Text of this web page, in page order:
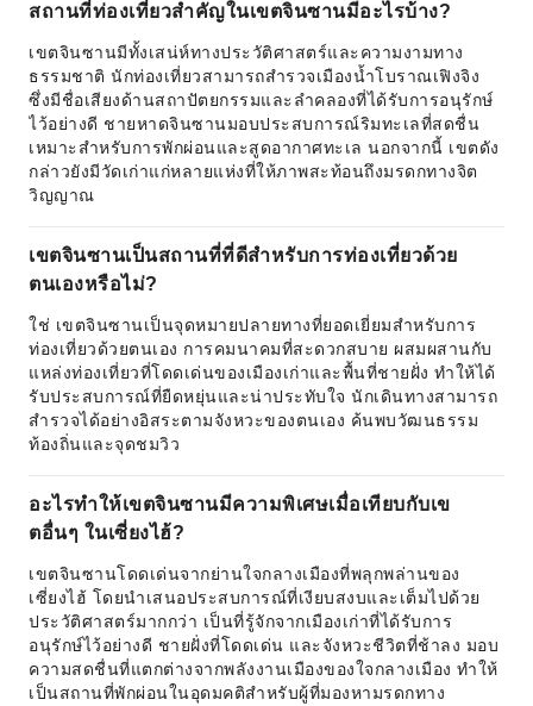
สถานที่ท่องเที่ยวสำคัญในเขตจินซานมีอะไรบ้าง?
เขตจินซานมีทั้งเสน่ห์ทางประวัติศาสตร์และความงามทาง
ธรรมชาติ นักท่องเที่ยวสามารถสำรวจเมืองน้ำโบราณเฟิงจิง
ซึ่งมีชื่อเสียงด้านสถาปัตยกรรมและลำคลองที่ได้รับการอนุรักษ์
ไว้อย่างดี ชายหาดจินซานมอบประสบการณ์ริมทะเลที่สดชื่น
เหมาะสำหรับการพักผ่อนและสูดอากาศทะเล นอกจากนี้ เขตดัง
กล่าวยังมีวัดเก่าแก่หลายแห่งที่ให้ภาพสะท้อนถึงมรดกทางจิต
วิญญาณ
เขตจินซานเป็นสถานที่ที่ดีสำหรับการท่องเที่ยวด้วย
ตนเองหรือไม่?
ใช่ เขตจินซานเป็นจุดหมายปลายทางที่ยอดเยี่ยมสำหรับการ
ท่องเที่ยวด้วยตนเอง การคมนาคมที่สะดวกสบาย ผสมผสานกับ
แหล่งท่องเที่ยวที่โดดเด่นของเมืองเก่าและพื้นที่ชายฝั่ง ทำให้ได้
รับประสบการณ์ที่ยืดหยุ่นและน่าประทับใจ นักเดินทางสามารถ
สำรวจได้อย่างอิสระตามจังหวะของตนเอง ค้นพบวัฒนธรรม
ท้องถิ่นและจุดชมวิว
อะไรทำให้เขตจินซานมีความพิเศษเมื่อเทียบกับเข
ตอื่นๆ ในเซี่ยงไฮ้?
เขตจินซานโดดเด่นจากย่านใจกลางเมืองที่พลุกพล่านของ
เซี่ยงไฮ้ โดยนำเสนอประสบการณ์ที่เงียบสงบและเต็มไปด้วย
ประวัติศาสตร์มากกว่า เป็นที่รู้จักจากเมืองเก่าที่ได้รับการ
อนุรักษ์ไว้อย่างดี ชายฝั่งที่โดดเด่น และจังหวะชีวิตที่ช้าลง มอบ
ความสดชื่นที่แตกต่างจากพลังงานเมืองของใจกลางเมือง ทำให้
เป็นสถานที่พักผ่อนในอุดมคติสำหรับผู้ที่มองหามรดกทาง